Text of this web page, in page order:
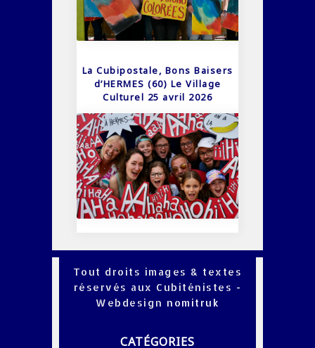
La Cubipostale, Bons Baisers
d’HERMES (60) Le Village
Culturel 25 avril 2026
Tout droits images & textes
réservés aux Cubiténistes -
Webdesign nomitruk
CATÉGORIES